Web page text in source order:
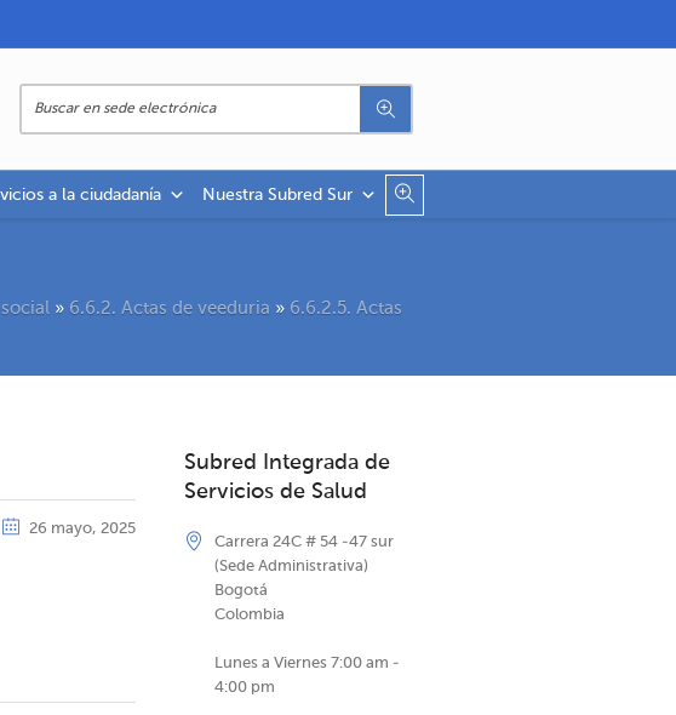
a la ciudadanía Nuestra Subred Sur
» 6.6.2. Actas de veeduria » 6.6.2.5. Actas
26 mayo, 2025
Subred Integrada de
Servicios de Salud
Carrera 24C # 54 -47 sur
(Sede Administrativa)
Bogotá
Colombia
Lunes a Viernes 7:00 am -
4:00 pm